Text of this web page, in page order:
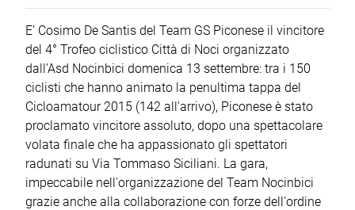
E’ Cosimo De Santis del Team GS Piconese il vincitore
del 4° Trofeo ciclistico Città di Noci organizzato
dall’Asd Nocinbici domenica 13 settembre: tra i 150
ciclisti che hanno animato la penultima tappa del
Cicloamatour 2015 (142 all'arrivo), Piconese è stato
proclamato vincitore assoluto, dopo una spettacolare
volata finale che ha appassionato gli spettatori
radunati su Via Tommaso Siciliani. La gara,
impeccabile nell'organizzazione del Team Nocinbici
grazie anche alla collaborazione con forze dell'ordine